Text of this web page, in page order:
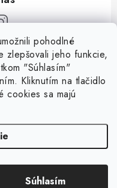
pohodlné
zlepšovali jeho funkcie,
"Súhlasím"
Kliknutím na tlačidlo
cookies sa majú
Súhlasím
práva vyhradené.